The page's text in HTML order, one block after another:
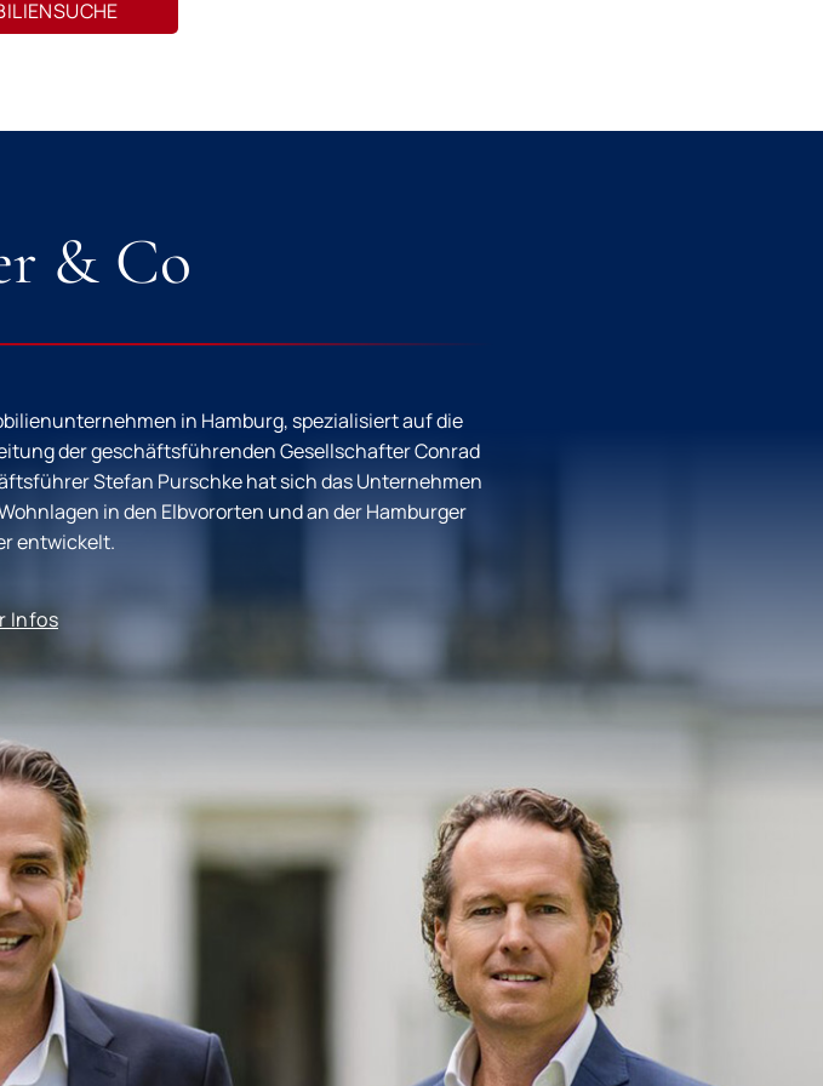
& Co
in Hamburg, spezialisiert auf die
der geschäftsführenden Gesellschafter Conrad
Stefan Purschke hat sich das Unternehmen
in den Elbvororten und an der Hamburger
entwickelt.
Infos